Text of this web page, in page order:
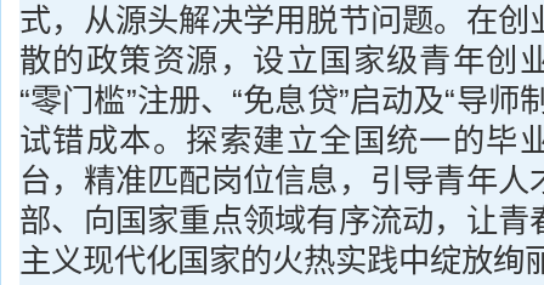
式，从源头解决学用脱节问题。在创
散的政策资源，设立国家级青年创
“零门槛”注册、“免息贷”启动及“导师
试错成本。探索建立全国统一的毕
台，精准匹配岗位信息，引导青年人
部、向国家重点领域有序流动，让青
主义现代化国家的火热实践中绽放绚